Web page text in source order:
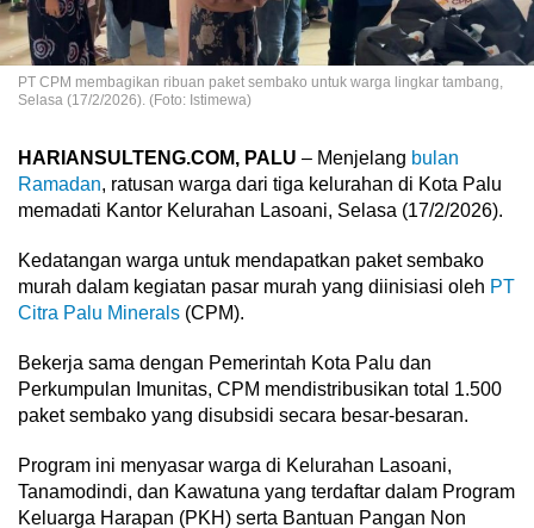
PT CPM membagikan ribuan paket sembako untuk warga lingkar tambang,
Selasa (17/2/2026). (Foto: Istimewa)
HARIANSULTENG.COM, PALU – Menjelang bulan
Ramadan, ratusan warga dari tiga kelurahan di Kota Palu
memadati Kantor Kelurahan Lasoani, Selasa (17/2/2026).
Kedatangan warga untuk mendapatkan paket sembako
murah dalam kegiatan pasar murah yang diinisiasi oleh PT
Citra Palu Minerals (CPM).
Bekerja sama dengan Pemerintah Kota Palu dan
Perkumpulan Imunitas, CPM mendistribusikan total 1.500
paket sembako yang disubsidi secara besar-besaran.
Program ini menyasar warga di Kelurahan Lasoani,
Tanamodindi, dan Kawatuna yang terdaftar dalam Program
Keluarga Harapan (PKH) serta Bantuan Pangan Non